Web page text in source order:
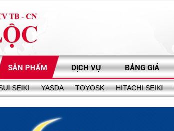
SẢN PHẨM DỊCH VỤ BẢNG GIÁ
SEIKI YASDA TOYOSK HITACHI SEIKI